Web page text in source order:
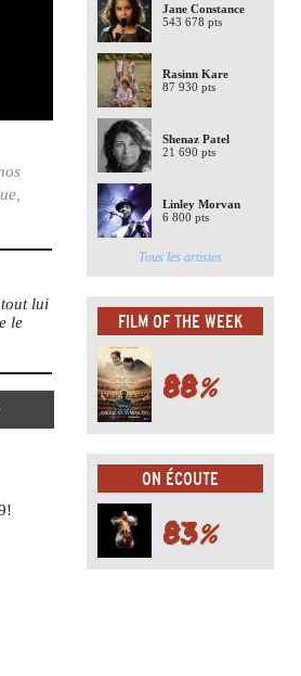
tout lui
le
Jane Constance
543 678 pts
Rasinn Kare
87 930 pts
Shenaz Patel
21 690 pts
Linley Morvan
6 800 pts
Tous les artistes
FILM OF THE WEEK
88%
ON ÉCOUTE
83%